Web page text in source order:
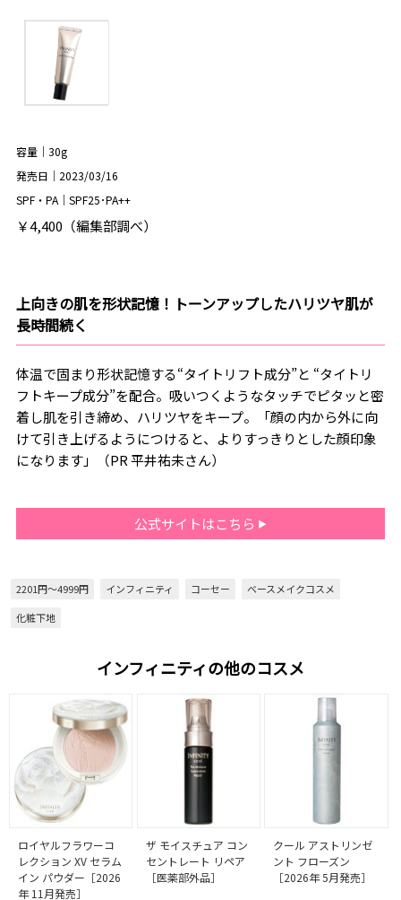
容量｜30g
発売日｜2023/03/16
SPF・PA｜SPF25･PA++
￥4,400（編集部調べ）
上向きの肌を形状記憶！トーンアップしたハリツヤ肌が
長時間続く
体温で固まり形状記憶する“タイトリフト成分”と “タイトリ
フトキープ成分”を配合。吸いつくようなタッチでピタッと密
着し肌を引き締め、ハリツヤをキープ。「顔の内から外に向
けて引き上げるようにつけると、よりすっきりとした顔印象
になります」（PR 平井祐未さん）
公式サイトはこちら
2201円～4999円 インフィニティ コーセー
ベースメイクコスメ
化粧下地
インフィニティの他のコスメ
ロイヤルフラワーコ
レクション XV セラム
イン パウダー［2026
年 11月発売］
ザ モイスチュア コン
セントレート リペア
［医薬部外品］
クール アストリンゼ
ント フローズン
［2026年 5月発売］